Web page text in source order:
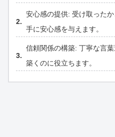
安心感の提供: 受け取った
手に安心感を与えます。
信頼関係の構築: 丁寧な言
築くのに役立ちます。